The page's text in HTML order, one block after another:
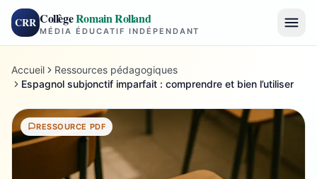
CRR CollègeRomain Rolland
MÉDIA ÉDUCATIF INDÉPENDANT
Accueil
Ressources pédagogiques
Espagnol subjonctif imparfait : comprendre et bien l’utiliser
RESSOURCE PDF